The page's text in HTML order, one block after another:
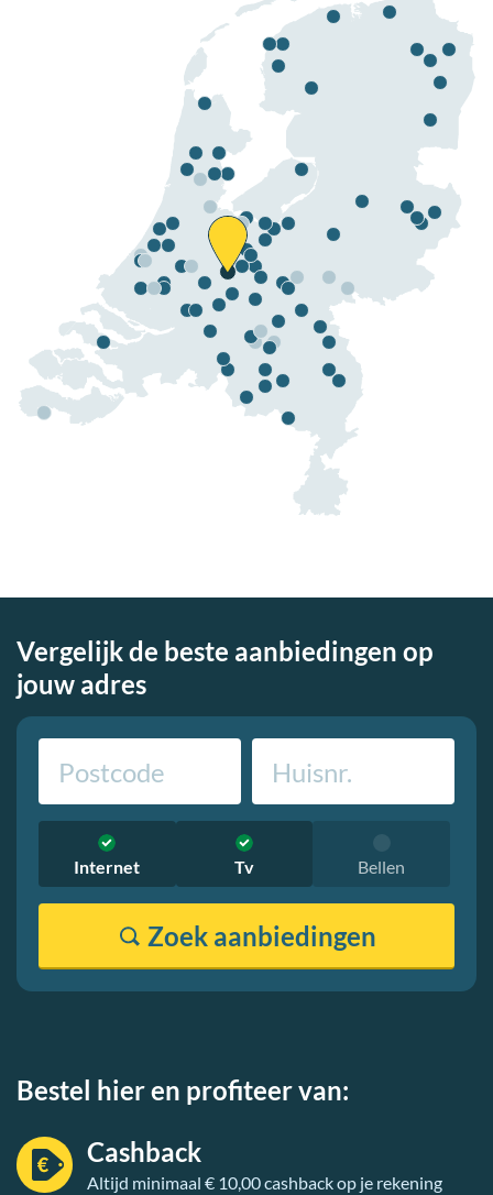
Vergelijk de beste aanbiedingen op
jouw adres
Internet Tv Bellen
Zoek aanbiedingen
Bestel hier en profiteer van:
Cashback
Altijd minimaal € 10,00 cashback op je rekening